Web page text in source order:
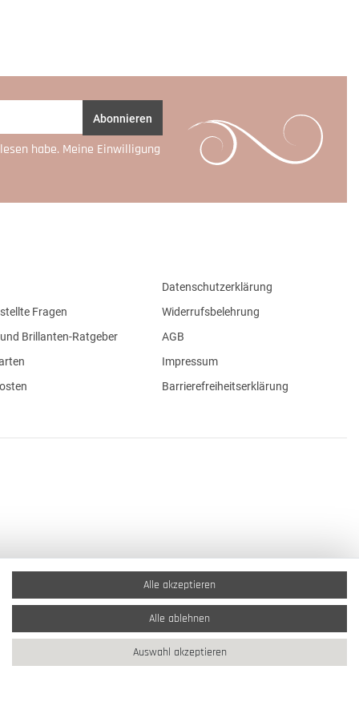
Abonnieren
habe. Meine Einwilligung
Fragen
Brillanten-Ratgeber
Datenschutzerklärung
Widerrufsbelehrung
AGB
Impressum
Barrierefreiheitserklärung
Alle akzeptieren
Alle ablehnen
Auswahl akzeptieren